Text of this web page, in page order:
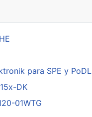
para SPE y PoDL
DK
01WTG